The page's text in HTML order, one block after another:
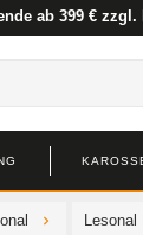
ab 399 € zzgl.
Lesonal